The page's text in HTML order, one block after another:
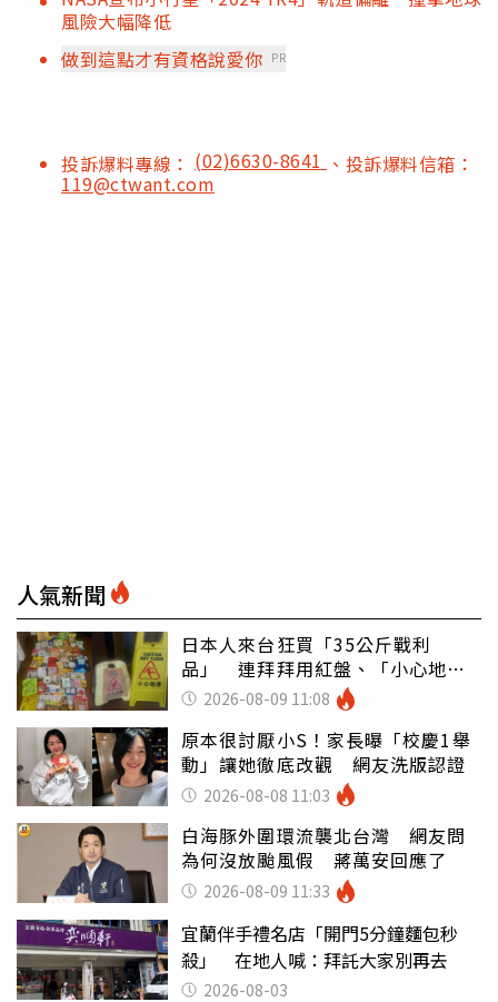
風險大幅降低
做到這點才有資格說愛你 PR
投訴爆料專線： (02)6630-8641 、投訴爆料信箱：
119@ctwant.com
人氣新聞
日本人來台狂買「35公斤戰利
品」 連拜拜用紅盤、「小心地
滑」告示牌也帶回家
2026-08-09 11:08
原本很討厭小S！家長曝「校慶1舉
動」讓她徹底改觀 網友洗版認證
2026-08-08 11:03
白海豚外圍環流襲北台灣 網友問
為何沒放颱風假 蔣萬安回應了
2026-08-09 11:33
宜蘭伴手禮名店「開門5分鐘麵包秒
殺」 在地人喊：拜託大家別再去
2026-08-03